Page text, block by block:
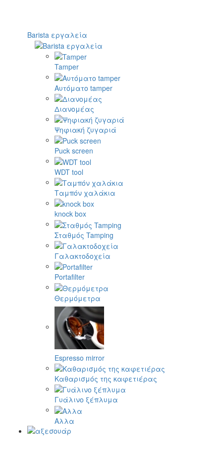
Barista εργαλεία
Tamper
Αυτόματο tamper
Διανομέας
Ψηφιακή ζυγαριά
Puck screen
WDT tool
Ταμπόν χαλάκια
knock box
Σταθμός Tamping
Γαλακτοδοχεία
Portafilter
Θερμόμετρα
Espresso mirror
Καθαρισμός της καφετιέρας
Γυάλινο ξέπλυμα
Αλλα